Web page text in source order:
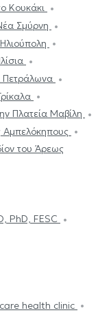
Κουκάκι
Σμύρνη
Πετράλωνα
Πλατεία Μαβίλη
Αμπελόκηπους
του Άρεως
PhD, FESC
health clinic